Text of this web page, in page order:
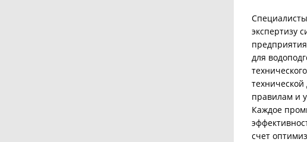
экспертизу
для
правилам и
Каждое
счет